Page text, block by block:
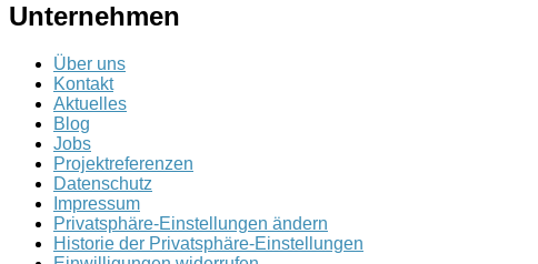
Unternehmen
Über uns
Kontakt
Aktuelles
Blog
Jobs
Projektreferenzen
Datenschutz
Impressum
Privatsphäre-Einstellungen ändern
Historie der Privatsphäre-Einstellungen